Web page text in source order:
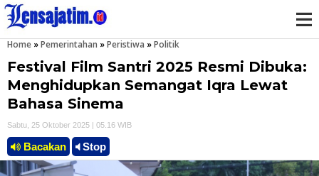
Home »Pemerintahan »Peristiwa »Politik
Festival Film Santri 2025 Resmi Dibuka:
Menghidupkan Semangat Iqra Lewat
Bahasa Sinema
Sabtu, 25 Oktober 2025 | 05.16 WIB
Bacakan Stop